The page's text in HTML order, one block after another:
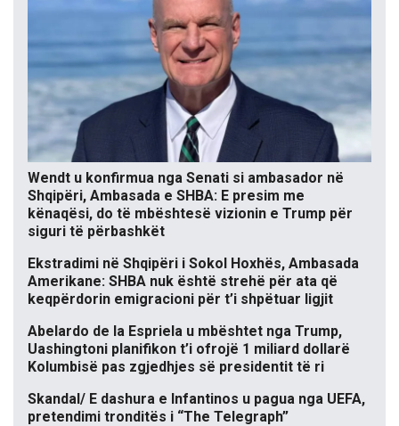
Wendt u konfirmua nga Senati si ambasador në
Shqipëri, Ambasada e SHBA: E presim me
kënaqësi, do të mbështesë vizionin e Trump për
siguri të përbashkët
Ekstradimi në Shqipëri i Sokol Hoxhës, Ambasada
Amerikane: SHBA nuk është strehë për ata që
keqpërdorin emigracioni për t’i shpëtuar ligjit
Abelardo de la Espriela u mbështet nga Trump,
Uashingtoni planifikon t’i ofrojë 1 miliard dollarë
Kolumbisë pas zgjedhjes së presidentit të ri
Skandal/ E dashura e Infantinos u pagua nga UEFA,
pretendimi tronditës i “The Telegraph”